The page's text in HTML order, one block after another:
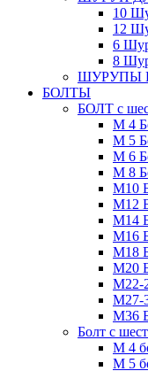
10
12
6
8
ШУРУПЫ
БОЛТЫ
БОЛТ с
М 4
М 5
М 6
М 8
М10
М12
М14
М16
М18
М20
М22-
М27-
М36
Болт с
М 4
М 5